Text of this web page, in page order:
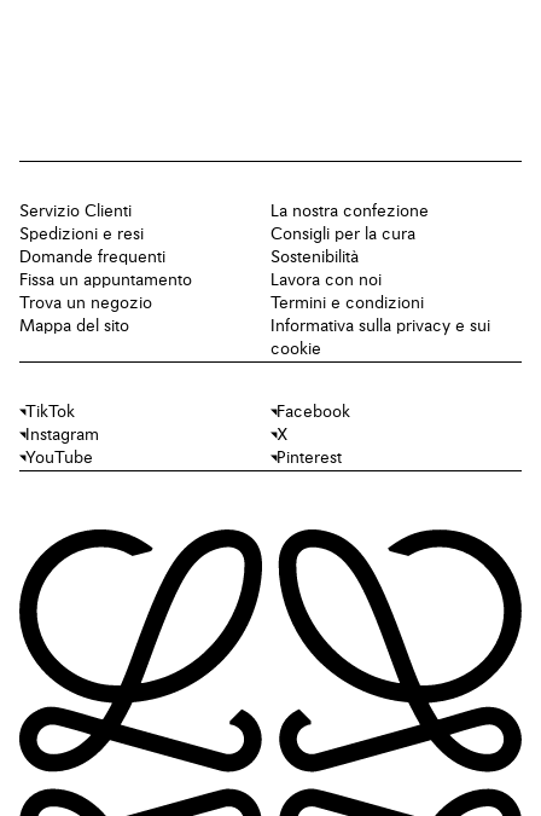
Servizio Clienti
Spedizioni e resi
Domande frequenti
Fissa un appuntamento
Trova un negozio
Mappa del sito
La nostra confezione
Consigli per la cura
Sostenibilità
Lavora con noi
Termini e condizioni
Informativa sulla privacy e sui
cookie
TikTok
Facebook
Instagram
X
YouTube
Pinterest